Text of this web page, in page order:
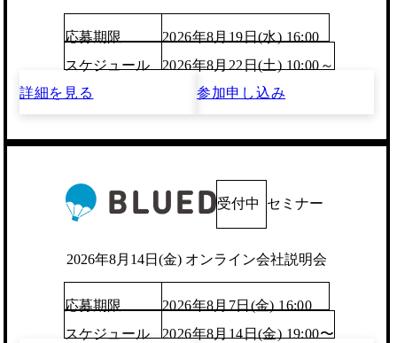
応募期限
2026年8月19日(水) 16:00
スケジュール
2026年8月22日(土) 10:00～
詳細を見る
参加申し込み
受付中 セミナー
2026年8月14日(金) オンライン会社説明会
応募期限
2026年8月7日(金) 16:00
スケジュール
2026年8月14日(金) 19:00〜